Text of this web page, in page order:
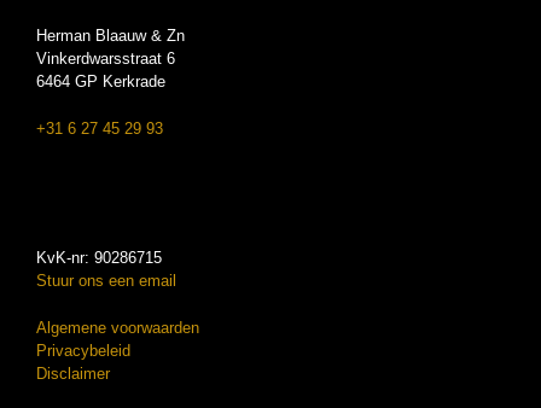
Herman Blaauw & Zn
Vinkerdwarsstraat 6
6464 GP Kerkrade
+31 6 27 45 29 93
KvK-nr: 90286715
Stuur ons een email
Algemene voorwaarden
Privacybeleid
Disclaimer